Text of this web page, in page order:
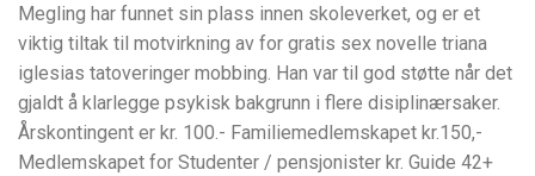
Megling har funnet sin plass innen skoleverket, og er et
viktig tiltak til motvirkning av for gratis sex novelle triana
iglesias tatoveringer mobbing. Han var til god støtte når det
gjaldt å klarlegge psykisk bakgrunn i flere disiplinærsaker.
Årskontingent er kr. 100.- Familiemedlemskapet kr.150,-
Medlemskapet for Studenter / pensjonister kr. Guide 42+